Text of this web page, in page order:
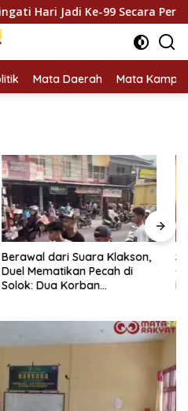
Ke-99 Secara Perdana
Mata Daerah Mata
Setahun Buron Usai
Gelapkan Motor Kerabat
Demi Sabu, Pelarian Pemuda